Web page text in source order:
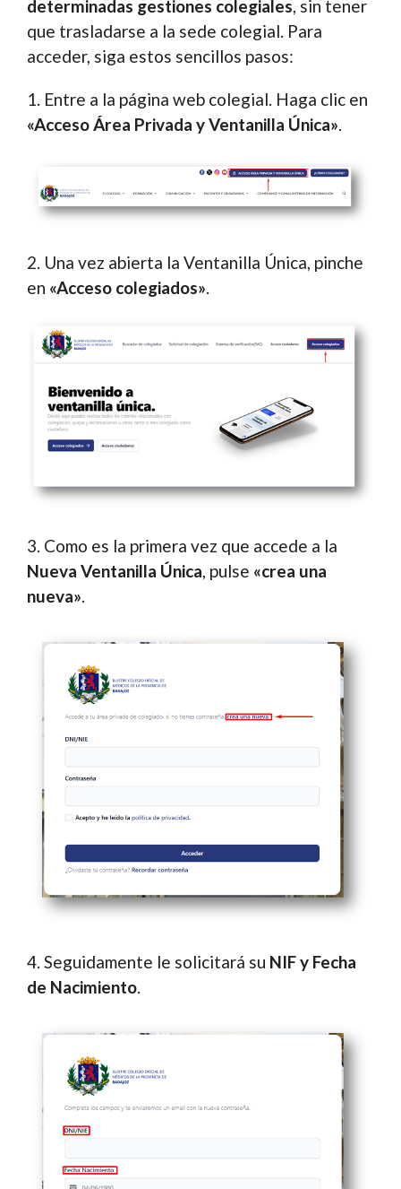
determinadas gestiones colegiales, sin tener
que trasladarse a la sede colegial. Para
acceder, siga estos sencillos pasos:
1. Entre a la página web colegial. Haga clic en
«Acceso Área Privada y Ventanilla Única».
2. Una vez abierta la Ventanilla Única, pinche
en «Acceso colegiados».
3. Como es la primera vez que accede a la
Nueva Ventanilla Única, pulse «crea una
nueva».
4. Seguidamente le solicitará su NIF y Fecha
de Nacimiento.